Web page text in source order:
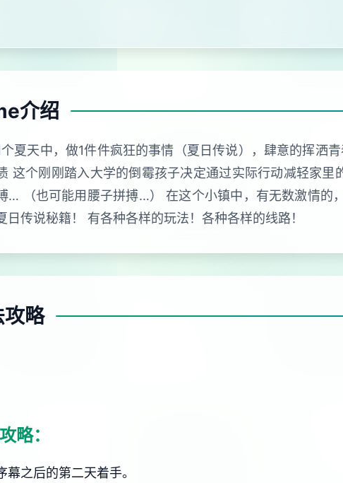
介绍
夏天中，做1件件疯狂的事情（夏日传说），肆意的挥洒
这个刚刚踏入大学的倒霉孩子决定通过实际行动减轻家
… （也可能用腰子拼搏…） 在这个小镇中，有无数激情的
日传说秘籍！ 有各种各样的玩法！各种各样的线路！
攻略
略：
幕之后的第二天着手。